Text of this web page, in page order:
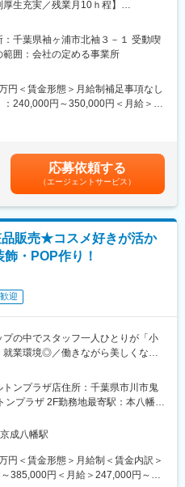
ャリアパス事例もあります※キャリ
先輩社員の同行や営業所内での座
動物と人の進む道を創る」をミッ
本の食の安全・安心に貢献してい
、更なる挑戦を続けています。
物の健康に貢献出来ることは勿
することが出来るやりがいがあり
務
生充実／残業月10ｈ程】
品の製造、製造/品質管理をお任せし
者様に医薬品を確実にお届けでき
社の定める業務】
、作業者教育、管理報告書作成
に使用する自社製造の試薬や、資
、09:30～18:15、20:15～05:00、
（業務状況により変動の可能性有）
ーム体制を構築するなどマネジメ
しております。また、資格取得支
り返り、本人の適性や意欲、キャ
プランを一緒に形成し、個々のキ
千葉県袖ヶ浦市北袖３－１ 受動喫
囲：会社の定める事業所
円＜賃金形態＞月給制補足事項なし
：240,000円～350,000円＜月給＞
合支給■昇給：年1回賃金はあくま
通じて上下する可能性がありま
めた表記です。
応募依頼する
（エージェントサービス）
販売★コスメ好きが活か
・POP作り！
迎
の中でスタッフ一人ひとりが「小
業環境◎／働きながら美しくなれ
務となります。
もちろん、ディスプレイやPOP作
プなどの業務はありません。
ンプラザ店住所：千葉県市川市鬼
プラザ 2F勤務地最寄駅：本八幡駅
成八幡駅
円＜賃金形態＞月給制＜賃金内訳＞
385,000円＜月給＞247,000円～